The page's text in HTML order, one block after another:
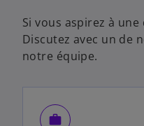
Si vous aspirez à
Discutez avec un de
notre équipe.
work